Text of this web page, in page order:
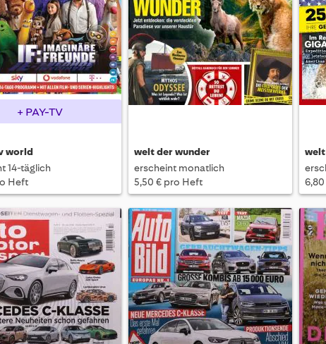
+ PAY-TV
world
14-täglich
Heft
welt der wunder
erscheint monatlich
5,50 € pro Heft
welt